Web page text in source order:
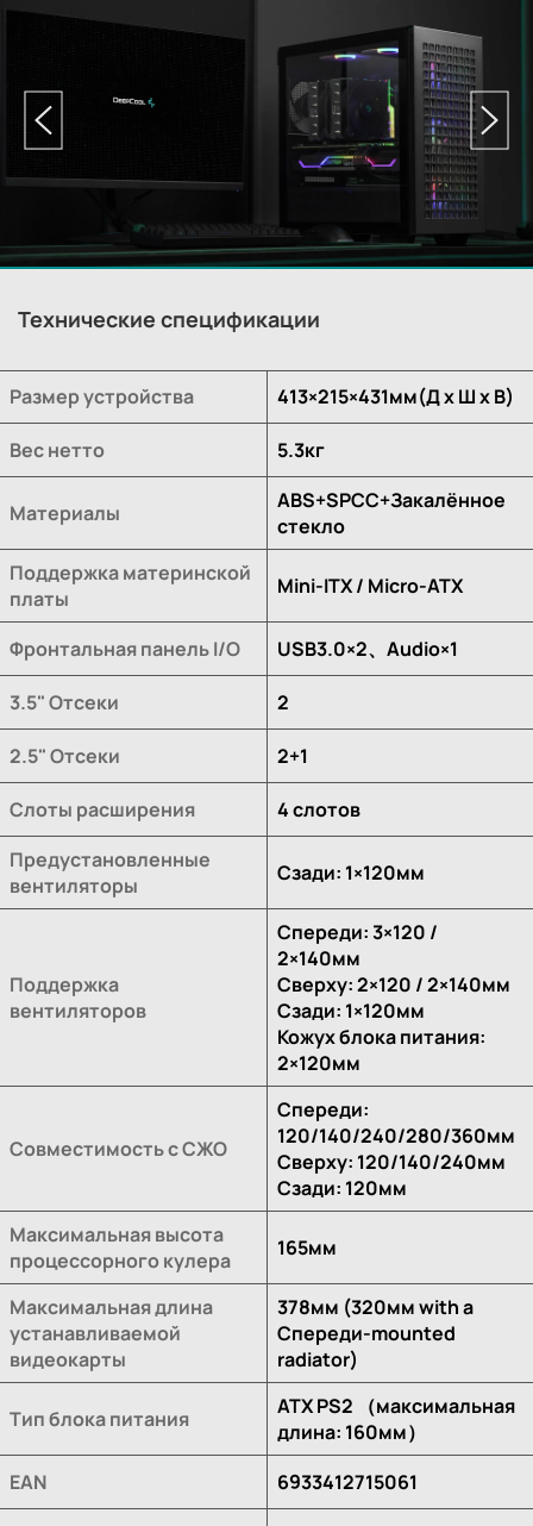
Технические спецификации
Размер устройства 413×215×431мм(Д х Ш х В)
Вес нетто 5.3кг
Материалы
ABS+SPCC+Закалённое
стекло
Поддержка материнской
платы
Mini-ITX / Micro-ATX
Фронтальная панель I/O USB3.0×2、Audio×1
3.5" Отсеки 2
2.5" Отсеки 2+1
Слоты расширения
4 слотов
Предустановленные
вентиляторы
Сзади: 1×120мм
Поддержка
вентиляторов
Спереди: 3×120 /
2×140мм
Сверху: 2×120 / 2×140мм
Сзади: 1×120мм
Кожух блока питания:
2×120мм
Совместимость с СЖО
Спереди:
120/140/240/280/360мм
Сверху: 120/140/240мм
Сзади: 120мм
Максимальная высота
процессорного кулера
165мм
Максимальная длина
устанавливаемой
видеокарты
378мм (320мм with a
Спереди-mounted
radiator)
Тип блока питания
ATX PS2 （максимальная
длина: 160мм）
EAN
6933412715061